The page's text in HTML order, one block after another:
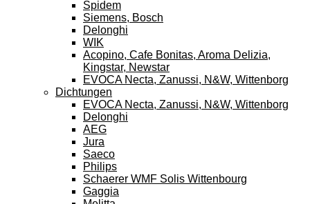
Spidem
Siemens, Bosch
Delonghi
WIK
Acopino, Cafe Bonitas, Aroma Delizia,
Kingstar, Newstar
EVOCA Necta, Zanussi, N&W, Wittenborg
Dichtungen
EVOCA Necta, Zanussi, N&W, Wittenborg
Delonghi
AEG
Jura
Saeco
Philips
Schaerer WMF Solis Wittenbourg
Gaggia